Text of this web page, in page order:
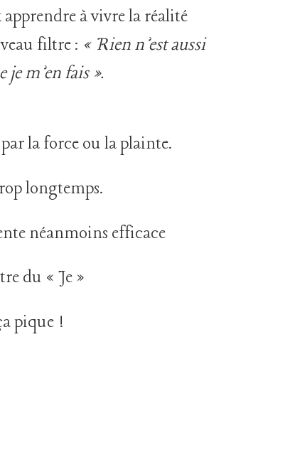
à vivre la réalité
filtre : « Rien n’est aussi
je m’en fais ».
la force ou la plainte.
longtemps.
néanmoins efficace
du « Je »
pique !